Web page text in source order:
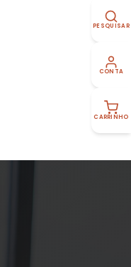
PESQUISAR
CONTA
CARRINHO